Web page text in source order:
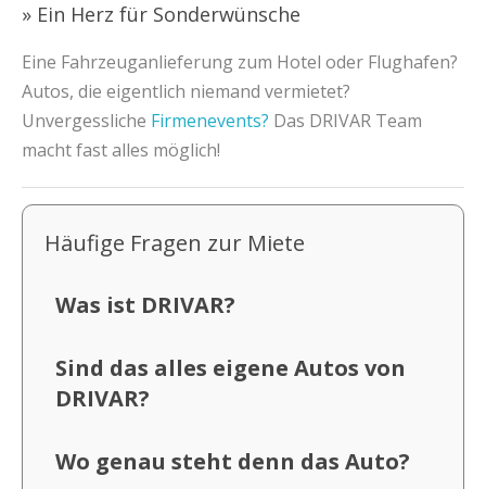
» Ein Herz für Sonderwünsche
Eine Fahrzeuganlieferung zum Hotel oder Flughafen?
Autos, die eigentlich niemand vermietet?
Unvergessliche Firmenevents? Das DRIVAR Team
macht fast alles möglich!
Häufige Fragen zur Miete
Was ist DRIVAR?
Sind das alles eigene Autos von
DRIVAR?
Wo genau steht denn das Auto?